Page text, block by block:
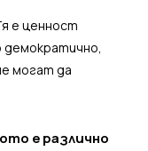
е ценност
демократично,
могат да
е различно